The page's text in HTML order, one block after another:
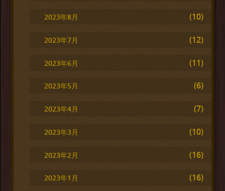
2023年8月 (10)
2023年7月 (12)
2023年6月 (11)
2023年5月 (6)
2023年4月 (7)
2023年3月 (10)
2023年2月 (16)
2023年1月 (16)